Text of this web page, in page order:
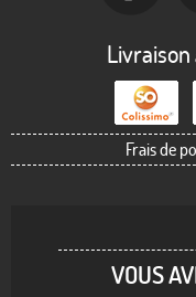
Livraison
Frais de
VOUS